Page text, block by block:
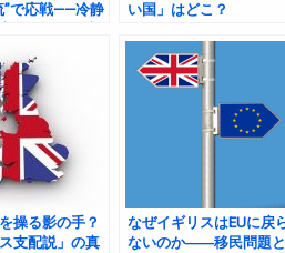
”で応戦——冷静
い国」はどこ？
操る影の手？
ス支配説」の真
なぜイギリスはEUに戻
ないのか――移民問題と